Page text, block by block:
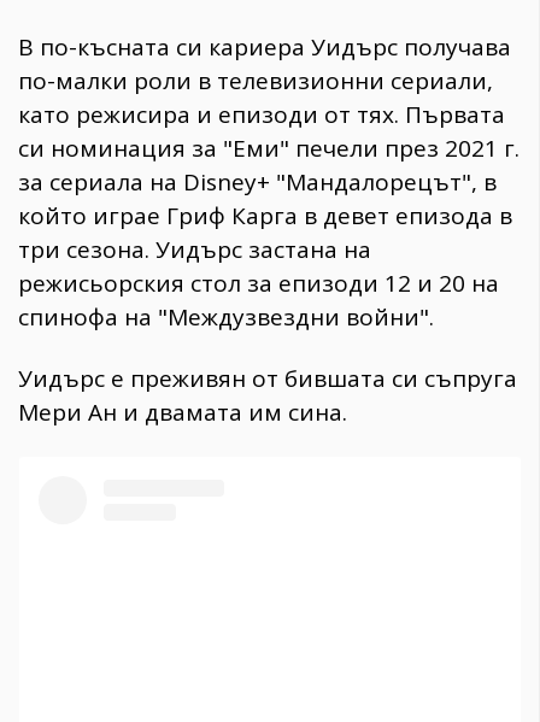
В по-късната си кариера Уидърс получава
по-малки роли в телевизионни сериали,
като режисира и епизоди от тях. Първата
си номинация за "Еми" печели през 2021 г.
за сериала на Disney+ "Мандалорецът", в
който играе Гриф Карга в девет епизода в
три сезона. Уидърс застана на
режисьорския стол за епизоди 12 и 20 на
спинофа на "Междузвездни войни".
Уидърс е преживян от бившата си съпруга
Мери Ан и двамата им сина.